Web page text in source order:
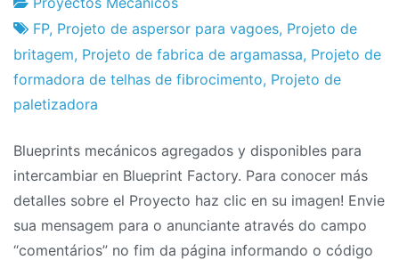
Fábrica
de
proyectos
10
el
noviembre
el
FP, Projeto de aspersor para vagoes, Projeto de
britagem, Projeto de fabrica de argamassa, Projeto de
formadora de telhas de fibrocimento, Projeto de
paletizadora
Blueprints mecánicos agregados y disponibles para
intercambiar en Blueprint Factory. Para conocer más
detalles sobre el Proyecto haz clic en su imagen! Envie
sua mensagem para o anunciante através do campo
“comentários” no fim da página informando o código